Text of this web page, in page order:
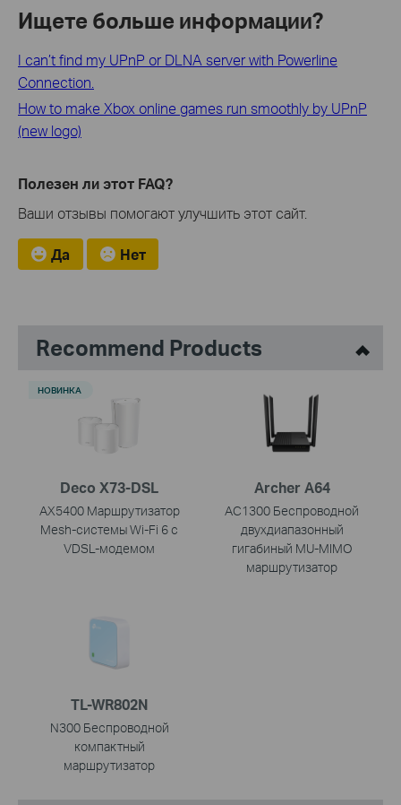
Ищете больше информации?
I can’t find my UPnP or DLNA server with Powerline
Connection.
How to make Xbox online games run smoothly by UPnP
(new logo)
Полезен ли этот FAQ?
Ваши отзывы помогают улучшить этот сайт.
Да Нет
Recommend Products
Deco X73-DSL
AX5400 Маршрутизатор
Mesh-системы Wi-Fi 6 с
VDSL-модемом
НОВИНКА
Archer A64
AC1300 Беспроводной
двухдиапазонный
гигабиный MU-MIMO
маршрутизатор
TL-WR802N
N300 Беспроводной
компактный
маршрутизатор